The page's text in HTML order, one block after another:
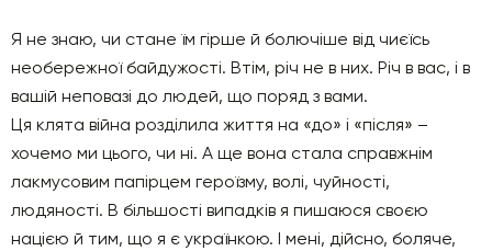
Я не знаю, чи стане їм гірше й болючіше від чиєїсь
необережної байдужості. Втім, річ не в них. Річ в вас, і в
вашій неповазі до людей, що поряд з вами.
Ця клята війна розділила життя на «до» і «після» –
хочемо ми цього, чи ні. А ще вона стала справжнім
лакмусовим папірцем героїзму, волі, чуйності,
людяності. В більшості випадків я пишаюся своєю
нацією й тим, що я є українкою. І мені, дійсно, боляче,